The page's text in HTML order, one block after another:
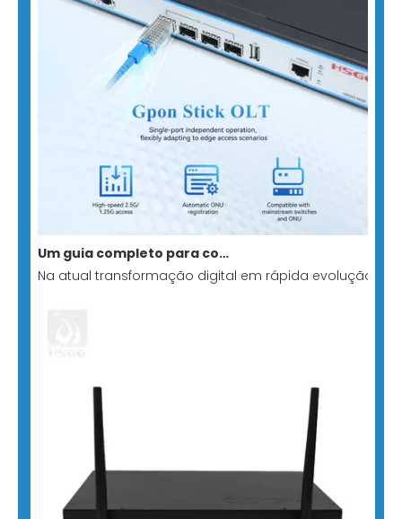
Um guia completo para comutação direta para GPON Stick: construindo uma solução de rede totalmente óptica minimalista e de baixo custo
Na atual transformação digital em rápida evolução,